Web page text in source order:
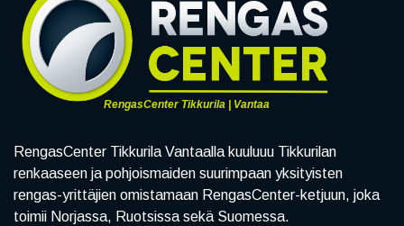
RengasCenter Tikkurila | Vantaa
RengasCenter Tikkurila Vantaalla kuuluuu Tikkurilan
renkaaseen ja pohjoismaiden suurimpaan yksityisten
rengas-yrittäjien omistamaan RengasCenter-ketjuun, joka
toimii Norjassa, Ruotsissa sekä Suomessa.